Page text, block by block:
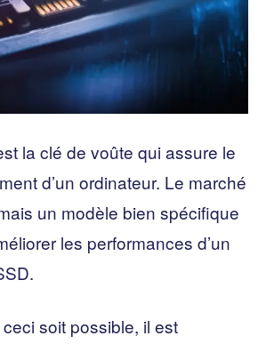
la clé de voûte qui assure le
d’un ordinateur. Le marché
un modèle bien spécifique
les performances d’un
soit possible, il est